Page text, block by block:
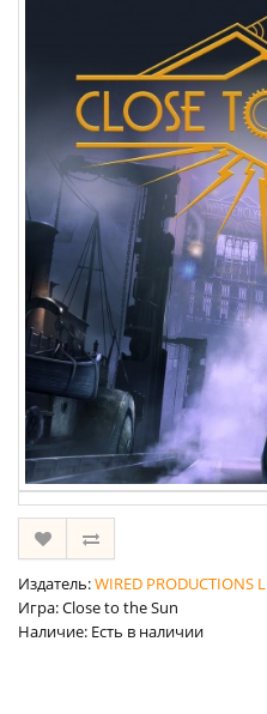
Издатель:WIRED PRODUCTIONS
Игра: Close to the Sun
Наличие: Есть в наличии